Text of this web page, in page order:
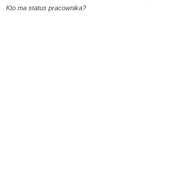
Kto ma status pracownika?